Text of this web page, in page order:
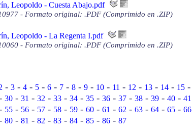
Leopoldo - Cuesta Abajo.pdf
- Formato original: .PDF (Comprimido en .ZIP)
Leopoldo - La Regenta I.pdf
- Formato original: .PDF (Comprimido en .ZIP)
- 3 - 4 - 5 - 6 - 7 - 8 - 9 - 10 - 11 - 12 - 13 - 14 - 15 -
30 - 31 - 32 - 33 - 34 - 35 - 36 - 37 - 38 - 39 - 40 - 41
55 - 56 - 57 - 58 - 59 - 60 - 61 - 62 - 63 - 64 - 65 - 66
80 - 81 - 82 - 83 - 84 - 85 - 86 - 87